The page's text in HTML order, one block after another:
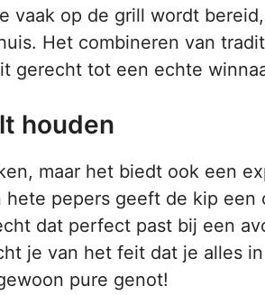
vaak op de grill wordt
Het combineren van
gerecht tot een echte
houden
maar het biedt ook een
pepers geeft de kip een
dat perfect past bij een
je van het feit dat je alles
pure genot!